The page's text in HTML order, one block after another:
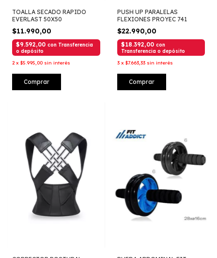
TOALLA SECADO RAPIDO
EVERLAST 50X50
$11.990,00
$9.592,00 con Transferencia
o depósito
2 x $5.995,00 sin interés
Comprar
PUSH UP PARALELAS
FLEXIONES PROYEC 741
$22.990,00
$18.392,00 con
Transferencia o depósito
3 x $7.663,33 sin interés
Comprar